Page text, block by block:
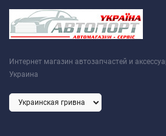
Интернет магазин автозапчастей и
Украина